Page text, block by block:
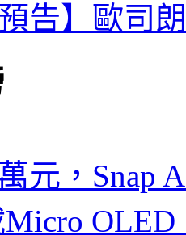
預告】歐司
元，Snap